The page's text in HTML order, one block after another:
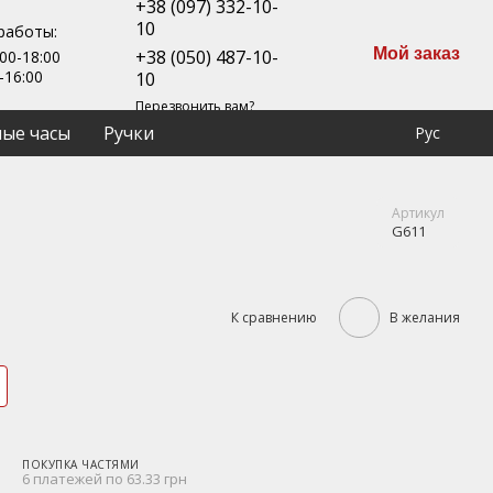
18:00
+38 (097) 332-10-
10
+38 (050) 487-10-
10
Перезвонить вам?
Мой заказ
часы Ручки Рус
Артикул
G611
К сравнению В желания
ПОКУПКА ЧАСТЯМИ
6 платежей по 63.33 грн